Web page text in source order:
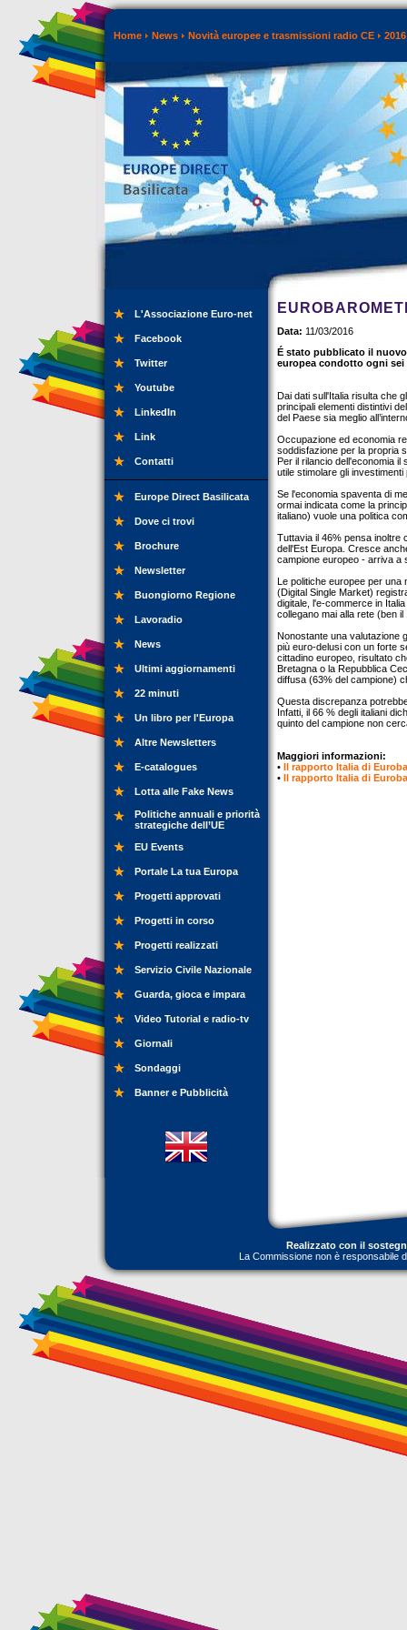
Home News Novità europee e trasmissioni radio CE 2016
L'Associazione Euro-net
Facebook
Twitter
Youtube
LinkedIn
Link
Contatti
Europe Direct Basilicata
Dove ci trovi
Brochure
Newsletter
Buongiorno Regione
Lavoradio
News
Ultimi aggiornamenti
22 minuti
Un libro per l'Europa
Altre Newsletters
E-catalogues
Lotta alle Fake News
Politiche annuali e priorità
strategiche dell’UE
EU Events
Portale La tua Europa
Progetti approvati
Progetti in corso
Progetti realizzati
Servizio Civile Nazionale
Guarda, gioca e impara
Video Tutorial e radio-tv
Giornali
Sondaggi
Banner e Pubblicità
Data: 11/03/2016
É stato pubblicato il
europea condotto ogni sei
Dai dati sull'Italia risulta che
principali elementi distintivi
del Paese sia meglio
Occupazione ed economia
soddisfazione per la propria
Per il rilancio dell'economia
utile stimolare gli
Se l'economia spaventa di
ormai indicata come la
italiano) vuole una politica
Tuttavia il 46% pensa inoltre
dell'Est Europa. Cresce
campione europeo - arriva a
Le politiche europee per una
(Digital Single Market)
digitale, l'e-commerce in
collegano mai alla rete (ben il
Nonostante una valutazione
più euro-delusi con un forte
cittadino europeo, risultato
Bretagna o la Repubblica
diffusa (63% del campione)
Questa discrepanza
Infatti, il 66 % degli italiani
quinto del campione non
Maggiori informazioni:
• Il rapporto Italia di
• Il rapporto Italia di
Realizzato con il
La Commissione non è responsabile